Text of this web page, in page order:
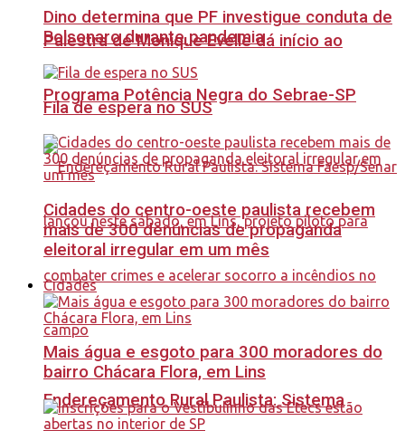
Palestra de Monique Evelle dá início ao
Programa Potência Negra do Sebrae-SP
Endereçamento Rural Paulista: Sistema
Dino determina que PF investigue conduta de
Bolsonaro durante pandemia
Fila de espera no SUS
Cidades do centro-oeste paulista recebem
mais de 300 denúncias de propaganda
eleitoral irregular em um mês
Cidades
Mais água e esgoto para 300 moradores do
bairro Chácara Flora, em Lins